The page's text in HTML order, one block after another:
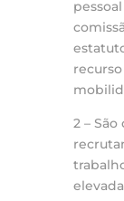
2 –